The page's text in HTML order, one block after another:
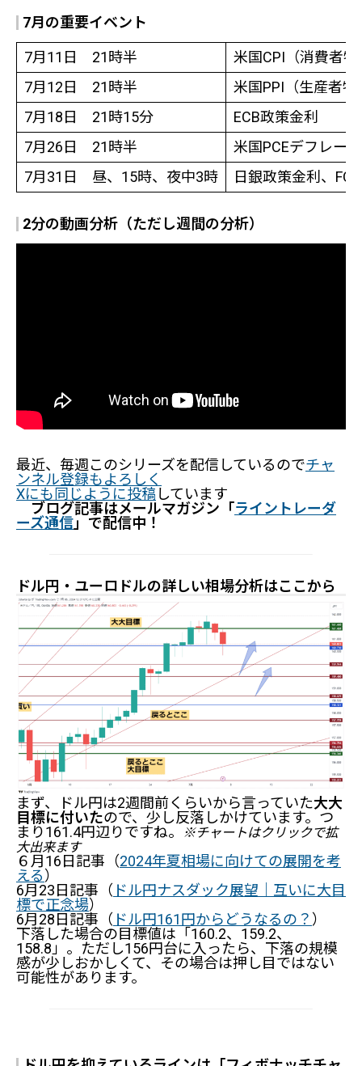
7月の重要イベント
7月11日 21時半
米国CPI（消費者
7月12日 21時半
米国PPI（生産者物
7月18日 21時15分
ECB政策金利
7月26日 21時半
米国PCEデフレー
7月31日 昼、15時、夜中3時
日銀政策金利、
2分の動画分析（ただし週間の分析）
最近、毎週このシリーズを配信しているのでチャ
ンネル登録もよろしく
Xにも同じように投稿 しています
ブログ記事はメールマガジン「ライントレーダ
ーズ通信」で配信中！
ドル円・ユーロドルの詳しい相場分析はここから
まず、ドル円は2週間前くらいから言っていた大大
目標に付いたので、少し反落しかけています。つ
まり161.4円辺りですね。
※チャートはクリックで拡
大出来ます
６月16日記事（2024年夏相場に向けての展開を考
える）
6月23日記事（ ドル円ナスダック展望｜互いに大目
標で正念場）
6月28日記事（ ドル円161円からどうなるの？ ）
下落した場合の目標値は「160.2、159.2、
158.8」。ただし156円台に入ったら、下落の規模
感が少しおかしくて、その場合は押し目ではない
可能性があります。